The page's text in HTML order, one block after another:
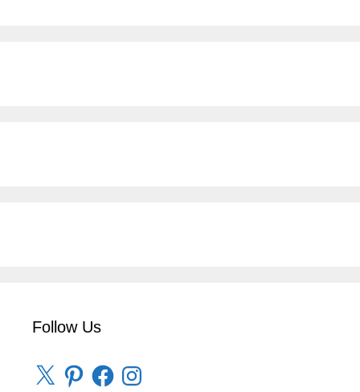
Follow Us
X PinterestFacebookInstagram